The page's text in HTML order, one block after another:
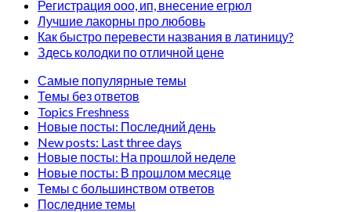
Регистрация ооо, ип, внесение егрюл
Лучшие лакорны про любовь
Как быстро перевести названия в латиницу?
Здесь колодки по отличной цене
Самые популярные темы
Темы без ответов
Topics Freshness
Новые посты: Последний день
New posts: Last three days
Новые посты: На прошлой неделе
Новые посты: В прошлом месяце
Темы с большинством ответов
Последние темы